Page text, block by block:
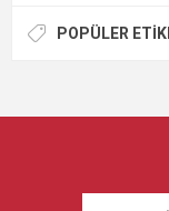
POPÜLER